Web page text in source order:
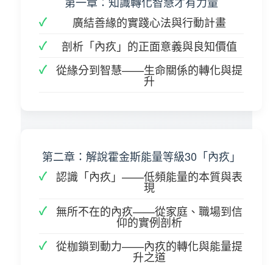
廣結善緣的實踐心法與行動計畫
剖析「內疚」的正面意義與良知價值
從緣分到智慧——生命關係的轉化與提
升
第二章：解說霍金斯能量等級30「內疚」
認識「內疚」——低頻能量的本質與表
現
無所不在的內疚——從家庭、職場到信
仰的實例剖析
從枷鎖到動力——內疚的轉化與能量提
升之道